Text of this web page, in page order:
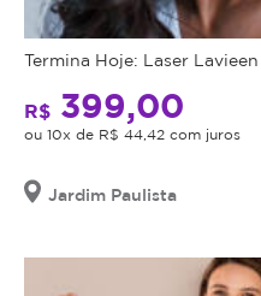
Termina Hoje: Laser
R$ 399,00
ou 10x de R$ 44,42 com juros
Jardim Paulista